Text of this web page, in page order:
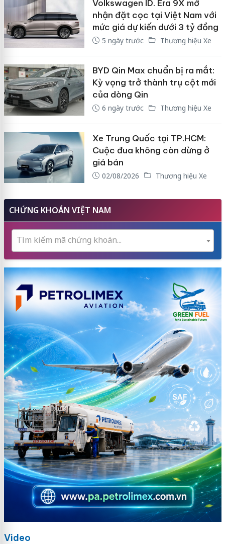
Volkswagen ID. Era 9X mở
nhận đặt cọc tại Việt Nam với
mức giá dự kiến dưới 3 tỷ đồng
5 ngày trước Thương hiệu Xe
BYD Qin Max chuẩn bị ra mắt:
Kỳ vọng trở thành trụ cột mới
của dòng Qin
6 ngày trước Thương hiệu Xe
Xe Trung Quốc tại TP.HCM:
Cuộc đua không còn dừng ở
giá bán
02/08/2026 Thương hiệu Xe
CHỨNG KHOÁN VIỆT NAM
Tìm kiếm mã chứng khoán...
Video